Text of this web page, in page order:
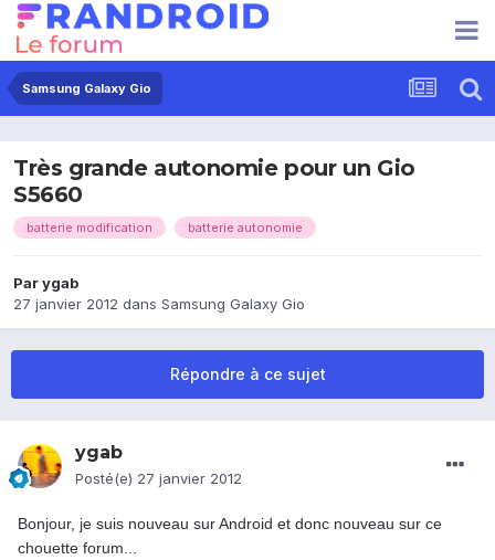
Samsung Galaxy Gio
Très grande autonomie pour un Gio
S5660
batterie modification batterie autonomie
Parygab
27 janvier 2012 dans Samsung Galaxy Gio
Répondre à ce sujet
ygab
Posté(e) 27 janvier 2012
Bonjour, je suis nouveau sur Android et donc nouveau sur ce
chouette forum...